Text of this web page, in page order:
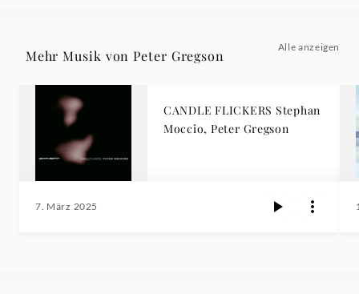
Mehr Musik von Peter Gregson
Alle anzeigen
CANDLE FLICKERS Stephan
Moccio, Peter Gregson
7. März 2025